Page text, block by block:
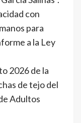
con
para
a la Ley
2026 de la
de tejo del
Adultos